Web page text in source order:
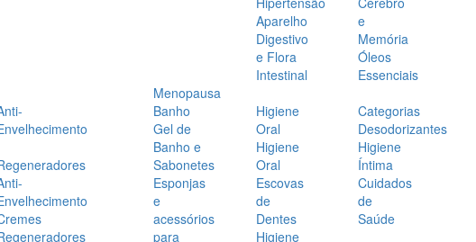
Aparelho
Digestivo
e Flora
Intestinal
e
Memória
Óleos
Essenciais
Menopausa
Banho
Gel de
Banho e
Sabonetes
Esponjas
e
acessórios
para
Higiene
Oral
Higiene
Oral
Escovas
de
Dentes
Higiene
Categorias
Desodorizantes
Higiene
Íntima
Cuidados
de
Saúde